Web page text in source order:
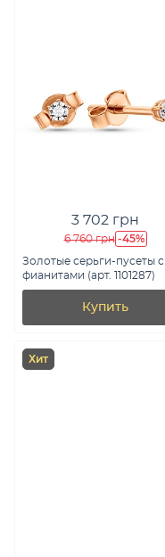
3 702 грн
6 760 грн -45%
Золотые серьги-пусеты с
фианитами (арт. 1101287)
Купить
Хит